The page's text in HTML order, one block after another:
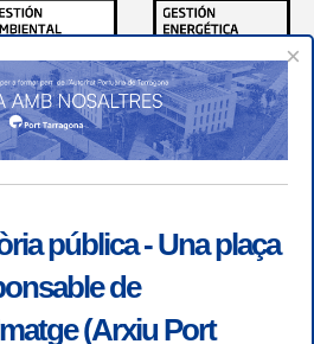
×
pública - Una plaça
de
(Arxiu Port